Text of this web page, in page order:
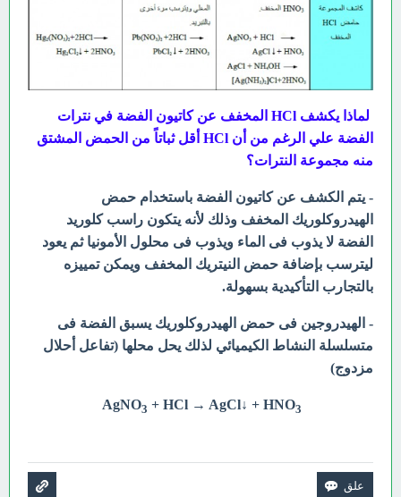
لماذا يكشف HCl المخفف عن كاتيون الفضة في نترات
الفضة علي الرغم من أن HCl أقل ثباتاً من الحمض المشتق
منه مجموعة النترات؟
- يتم الكشف عن كاتيون الفضة باستخدام حمض
الهيدروكلوريك المخفف وذلك لأنه يتكون راسب كلوريد
الفضة لا يذوب فى الماء ويذوب فى محلول الأمونيا ثم يعود
ليترسب بإضافة حمض النيتريك المخفف ويمكن تمييزه
بالتجارب التأكيدية بسهولة.
- الهيدروجين فى حمض الهيدروكلوريك يسبق الفضة فى
متسلسلة النشاط الكيميائي لذلك يحل محلها (تفاعل أحلال
مزدوج)
AgNO3 + HCl → AgCl↓ + HNO3